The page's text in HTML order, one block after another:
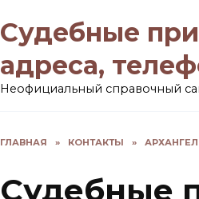
Судебные
адреса,
Неофициальный справочный
ГЛАВНАЯ » КОНТАКТЫ »
Судебные